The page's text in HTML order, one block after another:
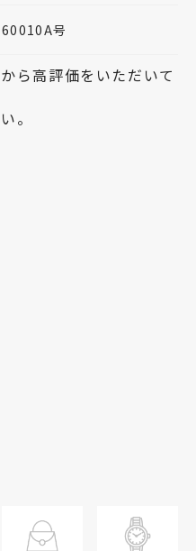
号
ら高評価をいただいて
。